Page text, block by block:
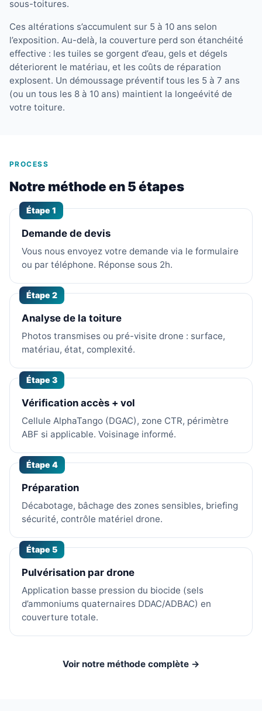
sous-toitures.
Ces altérations s’accumulent sur 5 à 10 ans selon
l’exposition. Au-delà, la couverture perd son étanchéité
effective : les tuiles se gorgent d’eau, gels et dégels
déteriorent le matériau, et les coûts de réparation
explosent. Un démoussage préventif tous les 5 à 7 ans
(ou un tous les 8 à 10 ans) maintient la longeévité de
votre toiture.
PROCESS
Notre méthode en 5 étapes
Étape 1
Demande de devis
Vous nous envoyez votre demande via le formulaire
ou par téléphone. Réponse sous 2h.
Étape 2
Analyse de la toiture
Photos transmises ou pré-visite drone : surface,
matériau, état, complexité.
Étape 3
Vérification accès + vol
Cellule AlphaTango (DGAC), zone CTR, périmètre
ABF si applicable. Voisinage informé.
Étape 4
Préparation
Décabotage, bâchage des zones sensibles, briefing
sécurité, contrôle matériel drone.
Étape 5
Pulvérisation par drone
Application basse pression du biocide (sels
d’ammoniums quaternaires DDAC/ADBAC) en
couverture totale.
Voir notre méthode complète →